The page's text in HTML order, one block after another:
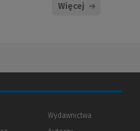
Więcej
Wydawnictwa